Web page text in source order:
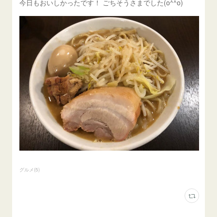
今日もおいしかったです！ ごちそうさまでした(o^^o)
グルメ (5)